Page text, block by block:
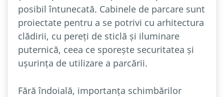
posibil întunecată. Cabinele de parcare sunt
proiectate pentru a se potrivi cu arhitectura
clădirii, cu pereți de sticlă și iluminare
puternică, ceea ce sporește securitatea și
ușurința de utilizare a parcării.
Fără îndoială, importanța schimbărilor